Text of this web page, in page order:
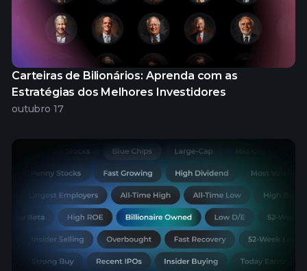
Carteiras de Bilionários: Aprenda com as
Estratégias dos Melhores Investidores
outubro 17